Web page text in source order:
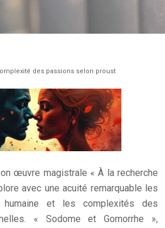
des passions selon proust
œuvre magistrale « À la recherche
avec une acuité remarquable les
humaine et les complexités des
« Sodome et Gomorrhe »,